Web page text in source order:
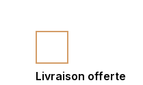
Livraison offerte